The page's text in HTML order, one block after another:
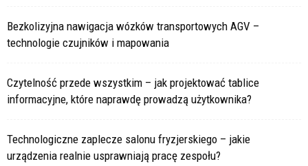
Bezkolizyjna nawigacja wózków transportowych AGV –
technologie czujników i mapowania
Czytelność przede wszystkim – jak projektować tablice
informacyjne, które naprawdę prowadzą użytkownika?
Technologiczne zaplecze salonu fryzjerskiego – jakie
urządzenia realnie usprawniają pracę zespołu?